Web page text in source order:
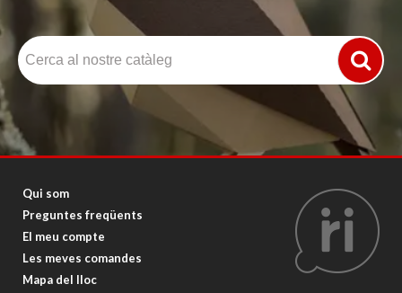
Qui som
Preguntes freqüents
El meu compte
Les meves comandes
Mapa del lloc